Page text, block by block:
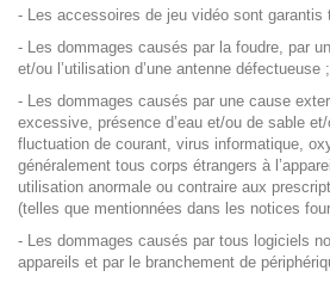
- Les accessoires de jeu vidéo sont garantis
- Les dommages causés par la foudre, par
et/ou l’utilisation d’une antenne défectueuse ;
- Les dommages causés par une cause
excessive, présence d’eau et/ou de sable
fluctuation de courant, virus informatique,
généralement tous corps étrangers à
utilisation anormale ou contraire aux
(telles que mentionnées dans les notices
- Les dommages causés par tous logiciels
appareils et par le branchement de